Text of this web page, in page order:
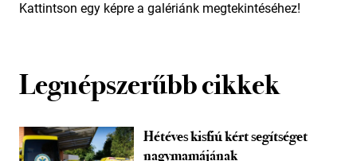
Kattintson egy képre a galériánk megtekintéséhez!
Legnépszerűbb cikkek
Hétéves kisfiú kért segítséget
nagymamájának